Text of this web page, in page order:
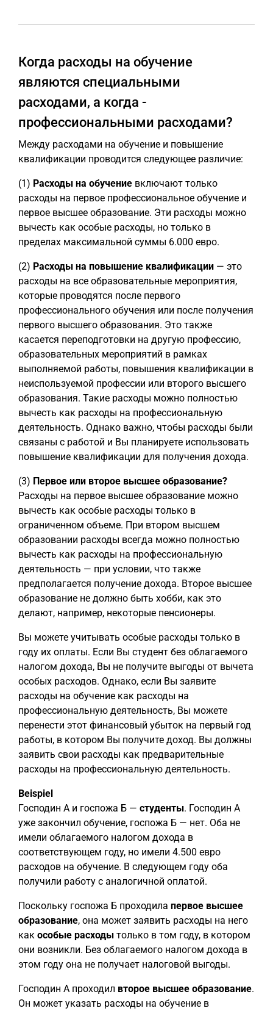
Когда расходы на обучение
являются специальными
расходами, а когда -
профессиональными расходами?
Между расходами на обучение и повышение
квалификации проводится следующее различие:
(1) Расходы на обучение включают только
расходы на первое профессиональное обучение и
первое высшее образование. Эти расходы можно
вычесть как особые расходы, но только в
пределах максимальной суммы 6.000 евро.
(2) Расходы на повышение квалификации — это
расходы на все образовательные мероприятия,
которые проводятся после первого
профессионального обучения или после получения
первого высшего образования. Это также
касается переподготовки на другую профессию,
образовательных мероприятий в рамках
выполняемой работы, повышения квалификации в
неиспользуемой профессии или второго высшего
образования. Такие расходы можно полностью
вычесть как расходы на профессиональную
деятельность. Однако важно, чтобы расходы были
связаны с работой и Вы планируете использовать
повышение квалификации для получения дохода.
(3) Первое или второе высшее образование?
Расходы на первое высшее образование можно
вычесть как особые расходы только в
ограниченном объеме. При втором высшем
образовании расходы всегда можно полностью
вычесть как расходы на профессиональную
деятельность — при условии, что также
предполагается получение дохода. Второе высшее
образование не должно быть хобби, как это
делают, например, некоторые пенсионеры.
Вы можете учитывать особые расходы только в
году их оплаты. Если Вы студент без облагаемого
налогом дохода, Вы не получите выгоды от вычета
особых расходов. Однако, если Вы заявите
расходы на обучение как расходы на
профессиональную деятельность, Вы можете
перенести этот финансовый убыток на первый год
работы, в котором Вы получите доход. Вы должны
заявить свои расходы как предварительные
расходы на профессиональную деятельность.
Beispiel
Господин А и госпожа Б — студенты. Господин А
уже закончил обучение, госпожа Б — нет. Оба не
имели облагаемого налогом дохода в
соответствующем году, но имели 4.500 евро
расходов на обучение. В следующем году оба
получили работу с аналогичной оплатой.
Поскольку госпожа Б проходила первое высшее
образование, она может заявить расходы на него
как особые расходы только в том году, в котором
они возникли. Без облагаемого налогом дохода в
этом году она не получает налоговой выгоды.
Господин А проходил второе высшее образование.
Он может указать расходы на обучение в